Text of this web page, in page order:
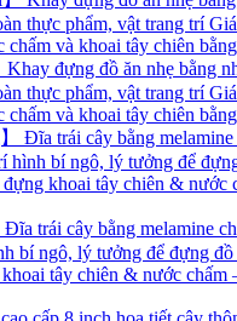
Khay đựng đồ ăn nhẹ bằng
thực phẩm, vật trang trí
và khoai tây chiên
Đĩa trái cây bằng melamine
bí ngô, lý tưởng để đựng đồ
tây chiên & nước chấm